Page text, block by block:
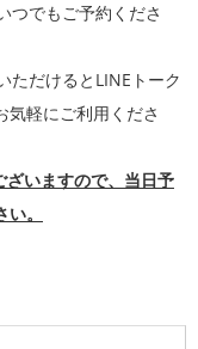
つでもご予約くださ
ただけるとLINEトーク
気軽にご利用くださ
いますので、当日予
。